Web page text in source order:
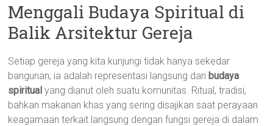
Menggali Budaya Spiritual di
Balik Arsitektur Gereja
Setiap gereja yang kita kunjungi tidak hanya sekedar
bangunan; ia adalah representasi langsung dari budaya
spiritual yang dianut oleh suatu komunitas. Ritual, tradisi,
bahkan makanan khas yang sering disajikan saat perayaan
keagamaan terkait langsung dengan fungsi gereja di dalam